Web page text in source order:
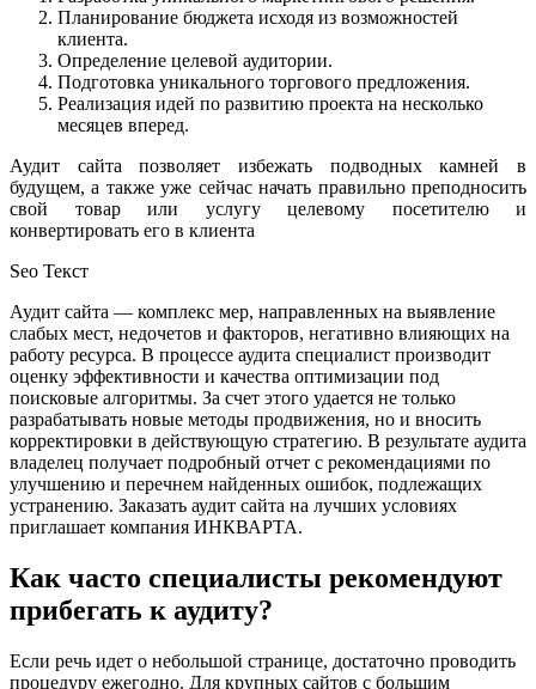
Планирование бюджета исходя из возможностей
клиента.
Определение целевой аудитории.
Подготовка уникального торгового предложения.
Реализация идей по развитию проекта на несколько
месяцев вперед.
Аудит сайта позволяет избежать подводных камней в
будущем, а также уже сейчас начать правильно преподносить
свой товар или услугу целевому посетителю и
конвертировать его в клиента
Seo Текст
Аудит сайта — комплекс мер, направленных на выявление
слабых мест, недочетов и факторов, негативно влияющих на
работу ресурса. В процессе аудита специалист производит
оценку эффективности и качества оптимизации под
поисковые алгоритмы. За счет этого удается не только
разрабатывать новые методы продвижения, но и вносить
корректировки в действующую стратегию. В результате аудита
владелец получает подробный отчет с рекомендациями по
улучшению и перечнем найденных ошибок, подлежащих
устранению. Заказать аудит сайта на лучших условиях
приглашает компания ИНКВАРТА.
Как часто специалисты рекомендуют
прибегать к аудиту?
Если речь идет о небольшой странице, достаточно проводить
процедуру ежегодно. Для крупных сайтов с большим